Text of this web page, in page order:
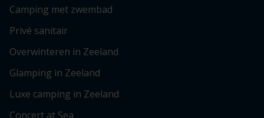
Camping met zwembad
Privé sanitair
Overwinteren in Zeeland
Glamping in Zeeland
Luxe camping in Zeeland
Concert at Sea